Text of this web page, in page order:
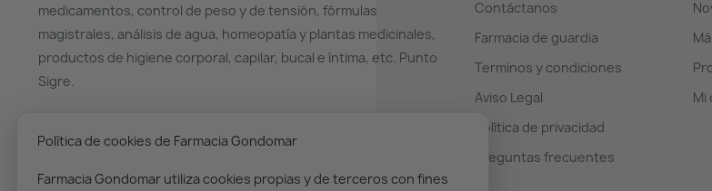
medicamentos, control de peso y de tensión, fórmulas
magistrales, análisis de agua, homeopatía y plantas medicinales,
productos de higiene corporal, capilar, bucal e íntima, etc. Punto
Sigre.
(+34) 986 36 00 02
Contáctanos
Farmacia de guardia
Terminos y condiciones
Aviso Legal
Política de privacidad
Preguntas frecuentes
Mi
Política de cookies de Farmacia Gondomar
Farmacia Gondomar utiliza cookies propias y de terceros con fines